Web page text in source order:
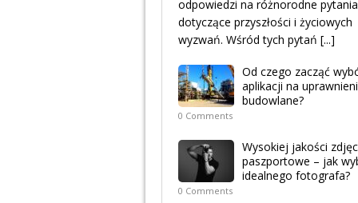
odpowiedzi na różnorodne pytania
dotyczące przyszłości i życiowych
wyzwań. Wśród tych pytań [...]
Od czego zacząć
aplikacji na
budowlane?
0 Comments
Wysokiej jakości
paszportowe – jak
idealnego fotografa?
0 Comments